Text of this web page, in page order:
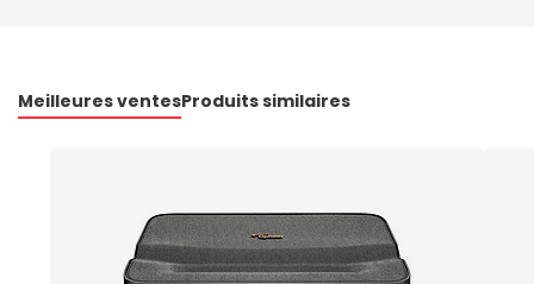
Meilleures ventesProduits similaires